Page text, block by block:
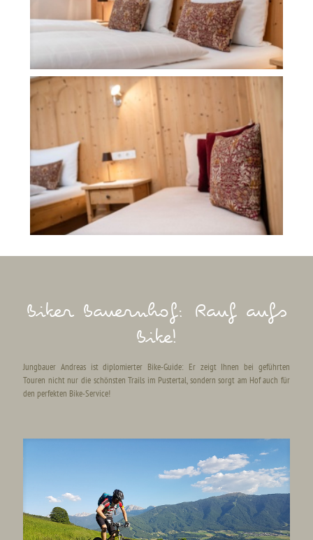
Biker Bauernhof: Rauf aufs
Bike!
Jungbauer Andreas ist diplomierter Bike-Guide: Er zeigt Ihnen bei geführten
Touren nicht nur die schönsten Trails im Pustertal, sondern sorgt am Hof auch für
den perfekten Bike-Service!